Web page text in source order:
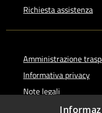
Richiesta assistenza
Amministrazione
Informativa privacy
Note legali
Dichiarazione di